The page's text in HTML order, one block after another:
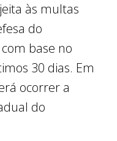
às multas
do
base no
30 dias. Em
ocorrer a
do